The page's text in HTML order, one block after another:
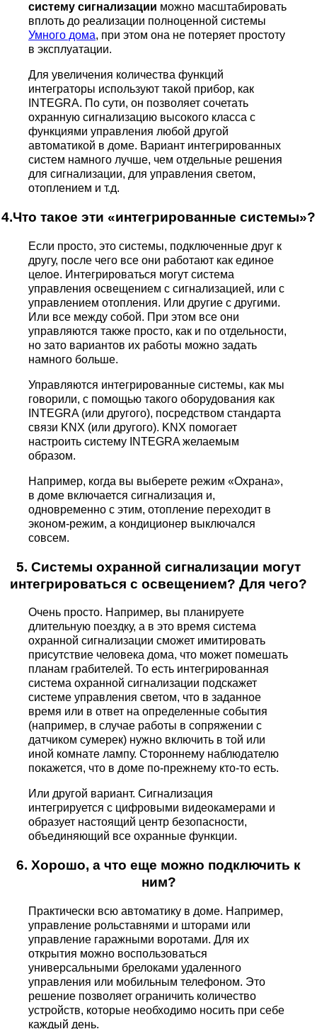
систему сигнализации можно масштабировать
вплоть до реализации полноценной системы
Умного дома, при этом она не потеряет простоту
в эксплуатации.
Для увеличения количества функций
интеграторы используют такой прибор, как
INTEGRA. По сути, он позволяет сочетать
охранную сигнализацию высокого класса с
функциями управления любой другой
автоматикой в доме. Вариант интегрированных
систем намного лучше, чем отдельные решения
для сигнализации, для управления светом,
отоплением и т.д.
4.Что такое эти «интегрированные системы»?
Если просто, это системы, подключенные друг к
другу, после чего все они работают как единое
целое. Интегрироваться могут система
управления освещением с сигнализацией, или с
управлением отопления. Или другие с другими.
Или все между собой. При этом все они
управляются также просто, как и по отдельности,
но зато вариантов их работы можно задать
намного больше.
Управляются интегрированные системы, как мы
говорили, с помощью такого оборудования как
INTEGRA (или другого), посредством стандарта
связи KNX (или другого). KNX помогает
настроить систему INTEGRA желаемым
образом.
Например, когда вы выберете режим «Охрана»,
в доме включается сигнализация и,
одновременно с этим, отопление переходит в
эконом-режим, а кондиционер выключался
совсем.
5. Системы охранной сигнализации могут
интегрироваться с освещением? Для чего?
Очень просто. Например, вы планируете
длительную поездку, а в это время система
охранной сигнализации сможет имитировать
присутствие человека дома, что может помешать
планам грабителей. То есть интегрированная
система охранной сигнализации подскажет
системе управления светом, что в заданное
время или в ответ на определенные события
(например, в случае работы в сопряжении с
датчиком сумерек) нужно включить в той или
иной комнате лампу. Стороннему наблюдателю
покажется, что в доме по-прежнему кто-то есть.
Или другой вариант. Сигнализация
интегрируется с цифровыми видеокамерами и
образует настоящий центр безопасности,
объединяющий все охранные функции.
6. Хорошо, а что еще можно подключить к
ним?
Практически всю автоматику в доме. Например,
управление рольставнями и шторами или
управление гаражными воротами. Для их
открытия можно воспользоваться
универсальными брелоками удаленного
управления или мобильным телефоном. Это
решение позволяет ограничить количество
устройств, которые необходимо носить при себе
каждый день.